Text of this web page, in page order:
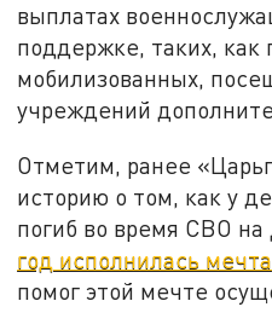
выплатах
поддержке, таких, как
мобилизованных,
учреждений
Отметим, ранее
историю о том, как у
погиб во время СВО на
год исполнилась мечта
помог этой мечте